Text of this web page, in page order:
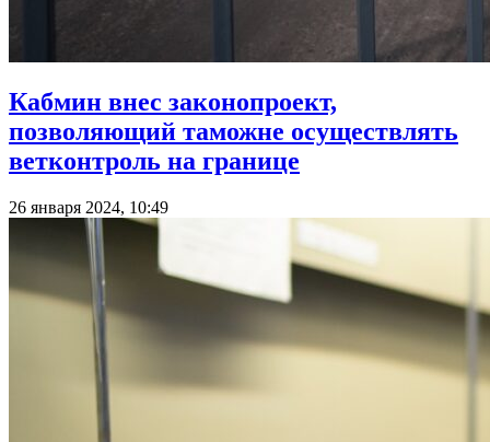
Кабмин внес законопроект,
позволяющий таможне осуществлять
ветконтроль на границе
26 января 2024, 10:49